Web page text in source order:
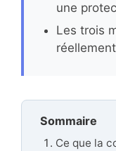
une
Les trois
Sommaire
Ce que la